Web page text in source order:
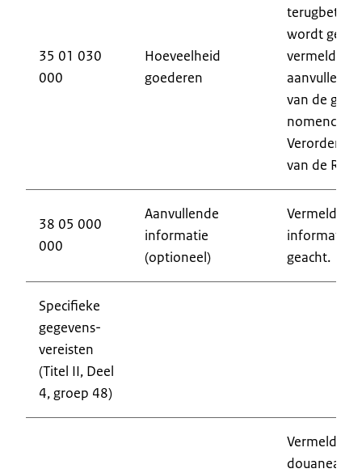
35 01 030
000
Hoeveelheid
goederen
wordt
vermeld,
van de
van de
38 05 000
000
Aanvullende
informatie
(optioneel)
Vermeld
informatie
geacht.
Specifieke
gegevens-
vereisten
(Titel II, Deel
4, groep 48)
Vermeld